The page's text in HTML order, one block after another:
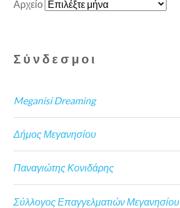
Αρχείο
Σύνδεσμοι
Meganisi Dreaming
Δήμος Μεγανησίου
Παναγιώτης Κονιδάρης
Σύλλογος Επαγγελματιών Μεγανησίου